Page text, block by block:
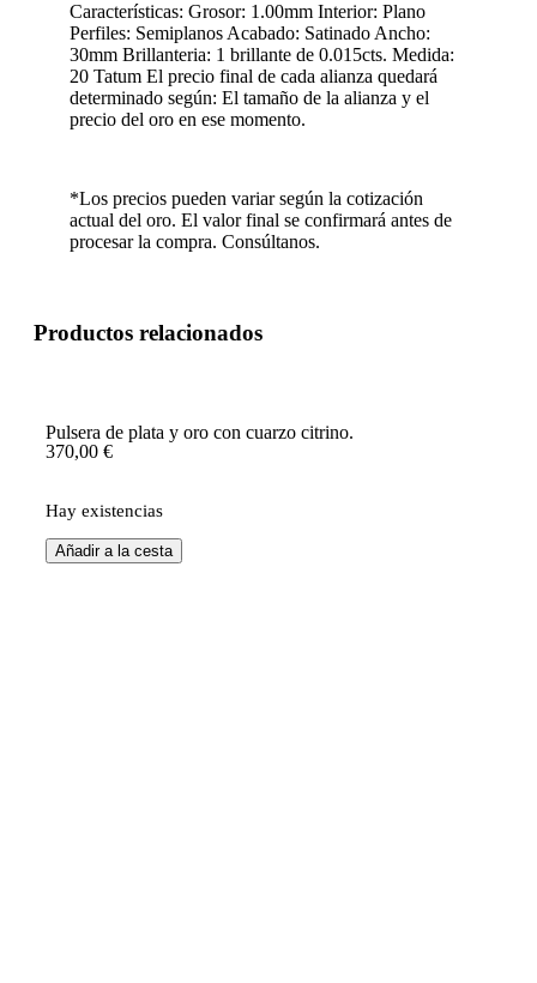
Características: Grosor: 1.00mm Interior: Plano
Perfiles: Semiplanos Acabado: Satinado Ancho:
30mm Brillanteria: 1 brillante de 0.015cts. Medida:
20 Tatum El precio final de cada alianza quedará
determinado según: El tamaño de la alianza y el
precio del oro en ese momento.
*Los precios pueden variar según la cotización
actual del oro. El valor final se confirmará antes de
procesar la compra. Consúltanos.
Productos relacionados
Pulsera de plata y oro con cuarzo citrino.
370,00 €
Hay existencias
Añadir a la cesta